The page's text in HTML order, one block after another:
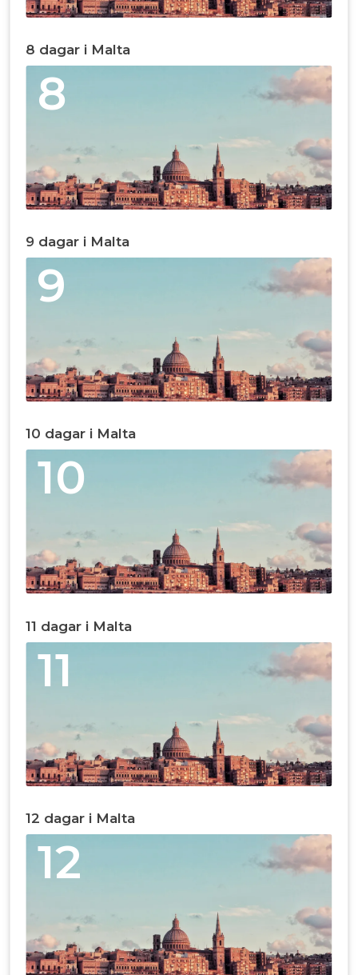
8 dagar i Malta
8
9 dagar i Malta
9
10 dagar i Malta
10
11 dagar i Malta
11
12 dagar i Malta
12